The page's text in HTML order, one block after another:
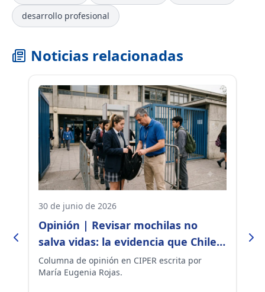
desarrollo profesional
Noticias relacionadas
30 de junio de 2026
Opinión | Revisar mochilas no
salva vidas: la evidencia que Chile
no puede ignorar
Columna de opinión en CIPER escrita por
María Eugenia Rojas.